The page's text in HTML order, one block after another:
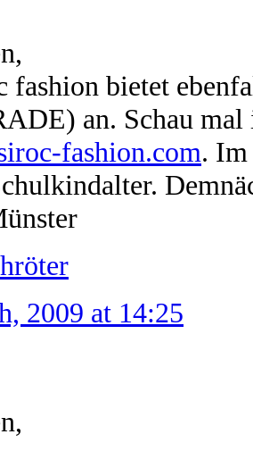
fashion bietet
an. Schau
fashion.com.
2009 at 14:25